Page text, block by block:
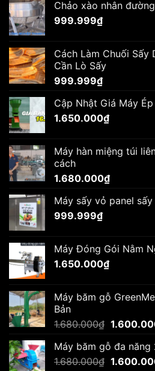
Chảo xào nhân
999.999₫
Cách Làm Chuối Sấy
Cần Lò Sấy
999.999₫
Cập Nhật Giá Máy
1.650.000₫
Máy hàn miệng túi
cách
1.680.000₫
Máy sấy vỏ panel
999.999₫
Máy Đóng Gói Nằm
1.650.000₫
Máy băm gỗ
Bản
1.680.000₫ Giá
là:
Máy băm gỗ đa năng
1.680.000₫ Giá